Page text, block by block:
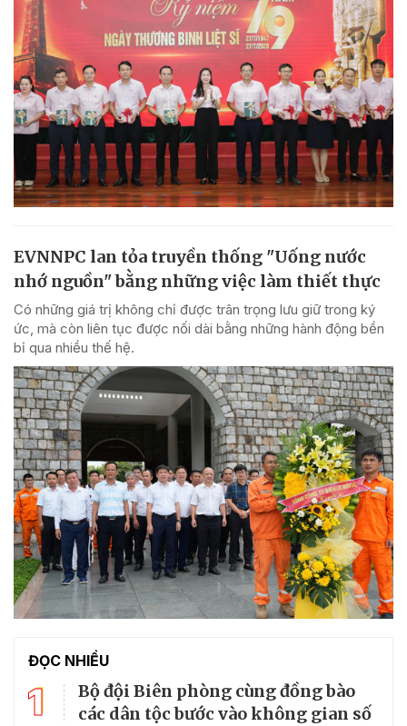
EVNNPC lan tỏa truyền thống "Uống nước
nhớ nguồn" bằng những việc làm thiết thực
Có những giá trị không chỉ được trân trọng lưu giữ trong ký
ức, mà còn liên tục được nối dài bằng những hành động bền
bỉ qua nhiều thế hệ.
ĐỌC NHIỀU
1
Bộ đội Biên phòng cùng đồng bào
các dân tộc bước vào không gian số